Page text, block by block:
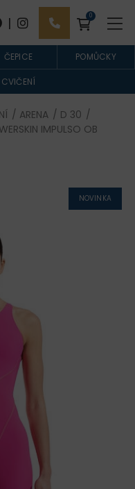
| 0
ČEPICE POMŮCKY
CVIČENÍ
/ ARENA / D 30 /
IMPULSO OB
NOVINKA